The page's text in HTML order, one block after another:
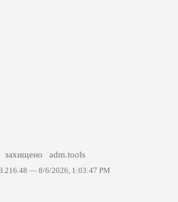
захищено adm.tools
— 8/6/2026, 1:03:47 PM